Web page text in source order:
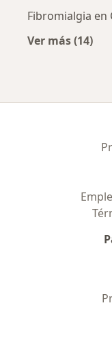
Fibromialgia en
Ver más (14)